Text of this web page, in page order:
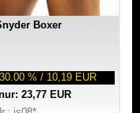
Boxer
% / 10,19 EUR
23,77 EUR